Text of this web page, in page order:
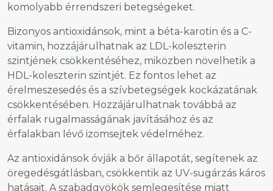
komolyabb érrendszeri betegségeket.
Bizonyos antioxidánsok, mint a béta-karotin és a C-
vitamin, hozzájárulhatnak az LDL-koleszterin
szintjének csökkentéséhez, miközben növelhetik a
HDL-koleszterin szintjét. Ez fontos lehet az
érelmeszesedés és a szívbetegségek kockázatának
csökkentésében. Hozzájárulhatnak továbbá az
érfalak rugalmasságának javításához és az
érfalakban lévő izomsejtek védelméhez.
Az antioxidánsok óvják a bőr állapotát, segítenek az
öregedésgátlásban, csökkentik az UV-sugárzás káros
hatásait. A szabadgyökök semlegesítése miatt